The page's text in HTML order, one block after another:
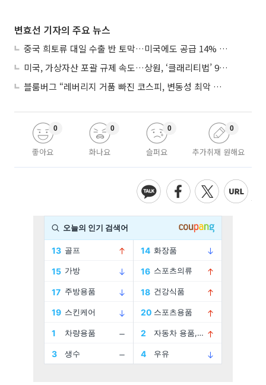
변효선 기자의 주요 뉴스
중국 희토류 대일 수출 반 토막…미국에도 공급 14% 줄여
미국, 가상자산 포괄 규제 속도…상원, ‘클래리티법’ 9월 절차투표 추진
블룸버그 “레버리지 거품 빠진 코스피, 변동성 최악 국면 지났을 가능성”
좋아요
0
화나요
0
슬퍼요
0
추가취재 원해요
0